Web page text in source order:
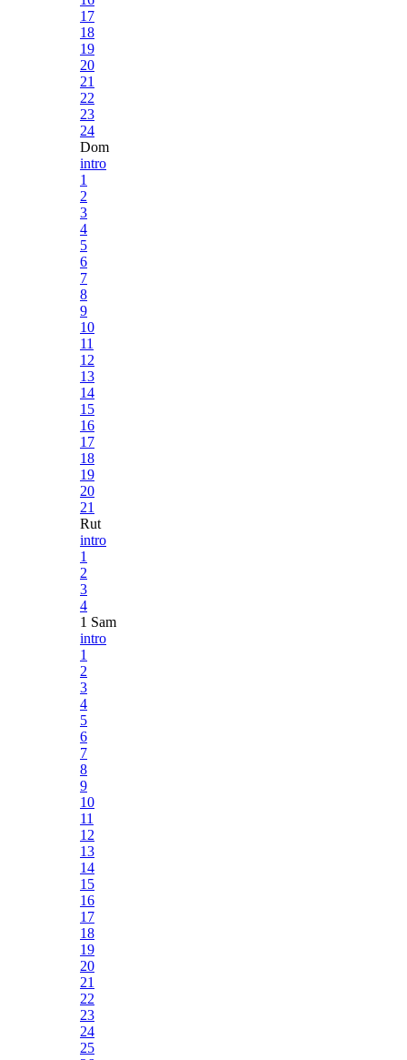
17
18
19
20
21
22
23
24
Dom
intro
1
2
3
4
5
6
7
8
9
10
11
12
13
14
15
16
17
18
19
20
21
Rut
intro
1
2
3
4
1 Sam
intro
1
2
3
4
5
6
7
8
9
10
11
12
13
14
15
16
17
18
19
20
21
22
23
24
25